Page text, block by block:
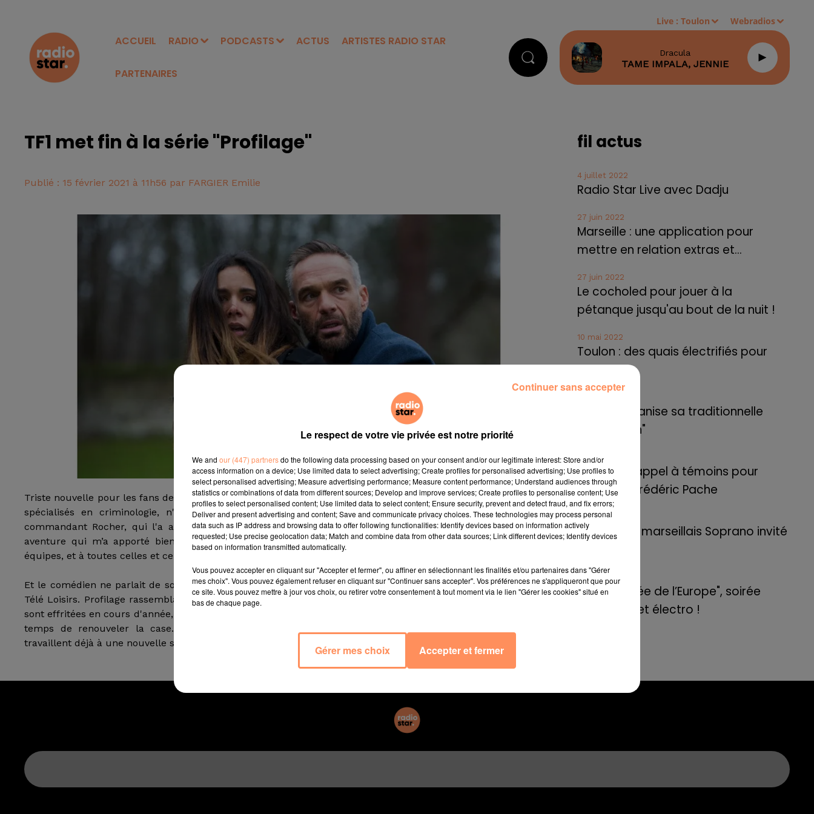
ACCUEIL RADIO PODCASTS ACTUS ARTISTES RADIO STAR
PARTENAIRES
Live :Toulon Webradios
Dracula
TAME IMPALA, JENNIE
TF1 met fin à la série "Profilage"
Publié : 15 février 2021 à 11h56 par FARGIER Emilie
Triste nouvelle pour les fans de la série "Profilage". Celle-ci, qui tournait autour du travail de trois psychologues
spécialisés en criminologie, n'aura pas droit à une 11e saison. C'est le comédien Philippe Bas, alias le
commandant Rocher, qui l'a annoncé dimanche sur Twitter : "La page s’est tournée. C’était une très belle
aventure qui m’a apporté bien plus que je ne l’aurais imaginé. Merci, merci, merci… À vous, à toutes les
équipes, et à toutes celles et ceux qui ont fait cette aventure. À très vite".
Et le comédien ne parlait de son éventuel départ, mais bien de l'arrêt de la fiction, comme TF1 l'a confirmé à
Télé Loisirs. Profilage rassemblait encore 5 millions de fidèles au début de la saison 10. Mais les audiences se
sont effritées en cours d'année, pour tomber autour de 3,5. Sans doute cela a-t-il convaincu la chaîne qu'il était
temps de renouveler la case. D'ailleurs, selon nos confrères de Télé Loisirs, les créatrices de profilage
travaillent déjà à une nouvelle série policières autour des acteurs Claire Keim et Lannick Gautry.
fil actus
4 juillet 2022
Radio Star Live avec Dadju
27 juin 2022
Marseille : une application pour
mettre en relation extras et...
27 juin 2022
Le cocholed pour jouer à la
pétanque jusqu'au bout de la nuit !
10 mai 2022
Toulon : des quais électrifiés pour
2023 !
Cassis organise sa traditionnelle
"Fête du vin"
10 mai 2022
Marseille : appel à témoins pour
retrouver Frédéric Pache
8 mai 2022
Le rappeur marseillais Soprano invité
8 mai 2022
Aix : "Journée de l’Europe", soirée
danse et set électro !
Le respect de votre vie privée est notre priorité
We and our (447) partnersdo the following data processing based on your consent and/or our legitimate interest: Store and/or
access information on a device; Use limited data to select advertising; Create profiles for personalised advertising; Use profiles to
select personalised advertising; Measure advertising performance; Measure content performance; Understand audiences through
statistics or combinations of data from different sources; Develop and improve services; Create profiles to personalise content; Use
profiles to select personalised content; Use limited data to select content; Ensure security, prevent and detect fraud, and fix errors;
Deliver and present advertising and content; Save and communicate privacy choices. These technologies may process personal
data such as IP address and browsing data to offer following functionalities: Identify devices based on information actively
requested; Use precise geolocation data; Match and combine data from other data sources; Link different devices; Identify devices
based on information transmitted automatically.
Vous pouvez accepter en cliquant sur "Accepter et fermer", ou affiner en sélectionnant les finalités et/ou partenaires dans "Gérer
mes choix". Vous pouvez également refuser en cliquant sur "Continuer sans accepter". Vos préférences ne s'appliqueront que pour
ce site. Vous pouvez mettre à jour vos choix, ou retirer votre consentement à tout moment via le lien "Gérer les cookies" situé en
bas de chaque page.
Gérer mes choix Accepter et fermer
Continuer sans accepter